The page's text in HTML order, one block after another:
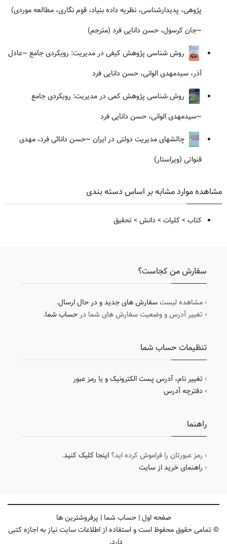
پژوهی، پدیدارشناسی، نظریه داده بنیاد، قوم نگاری، مطالعه موردی)
~جان کرسول، حسن دانایی فرد (مترجم)
روش شناسی پژوهش کیفی در مدیریت: رویکردی جامع ~عادل
آذر، سیدمهدی الوانی، حسن دانایی فرد
روش شناسی پژوهش کمی در مدیریت: رویکردی جامع
~سیدمهدی الوانی، حسن دانایی فرد
چالشهای مدیریت دولتی در ایران ~حسن دانائی فرد، مهدی
قنواتی (ویراستار)
مشاهده موارد مشابه بر اساس دسته بندی
کتاب >کلیات > دانش > تحقیق
سفارش من کجاست؟
› مشاهده لیستسفارش های جدید و در حال ارسال.
› تغییر آدرس و وضعیت سفارش های شما درحساب شما.
تنظیمات حساب شما
› تغییر نام، آدرس پست الکترونیک و یا رمز عبور
› دفترچه آدرس
راهنما
› رمز عبورتان را فراموش کرده اید؟ اینجا کلیک کنید.
› راهنمای خرید از سایت
صفحه اول|حساب شما | پرفروشترین ها
© تمامی حقوق محفوظ است و استفاده از اطلاعات سایت نیاز به اجازه کتبی